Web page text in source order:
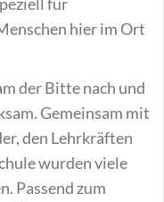
hier im Ort
der Bitte nach und
Gemeinsam mit
den Lehrkräften
wurden viele
Passend zum